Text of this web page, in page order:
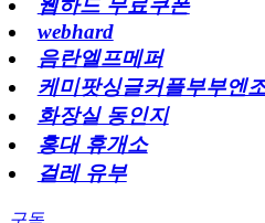
웹하드 무료쿠폰
webhard
음란엘프메퍼
케미팟싱글커플부부엔
화장실 동인지
홍대 휴개소
걸레 유부